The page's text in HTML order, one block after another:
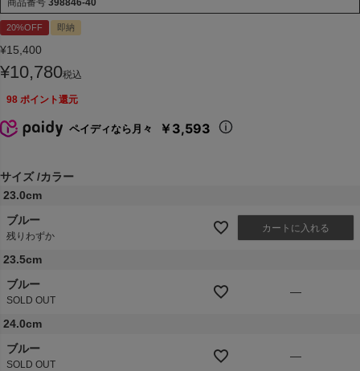
20%OFF 即納
¥15,400
¥10,780税込
98 ポイント還元
ペイディなら月々 ￥3,593
サイズ
カラー
23.0cm
ブルー
残りわずか
カートに入れる
23.5cm
ブルー
SOLD OUT
—
24.0cm
ブルー
SOLD OUT
—